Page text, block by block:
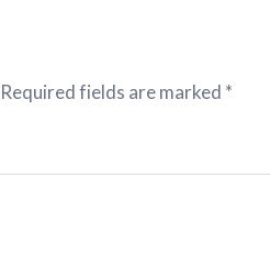
Required fields are marked *